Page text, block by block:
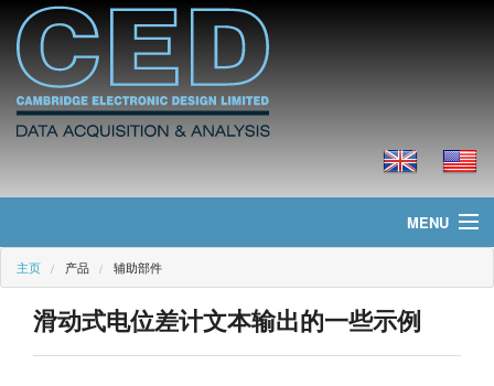
MENU
主页
新聞
主页 产品 辅助部件
滑动式电位差计文本输出的一些示例